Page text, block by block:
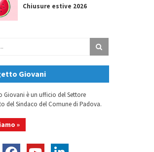
Chiusure estive 2026
Giovani
Giovani è un ufficio del Settore
del Sindaco del Comune di Padova.
»